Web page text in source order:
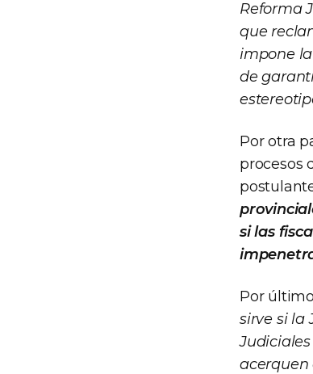
Reforma
que
impone
de
Por otra
procesos
si las
Por
sirve si la
acerquen